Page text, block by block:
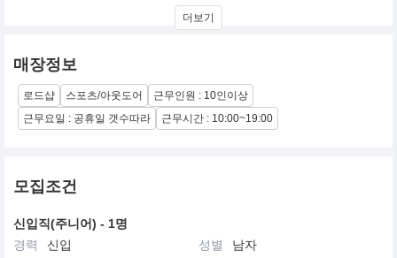
로 케주얼에서 익스트림 제품까지 다양하게 라인업한다.특히 등산
더보기
매장정보
로드샵 스포츠/아웃도어
근무인원 : 10인이상
근무요일 : 공휴일 갯수따라
근무시간 : 10:00~19:00
모집조건
신입직(주니어) - 1명
경력
신입 성별
남자